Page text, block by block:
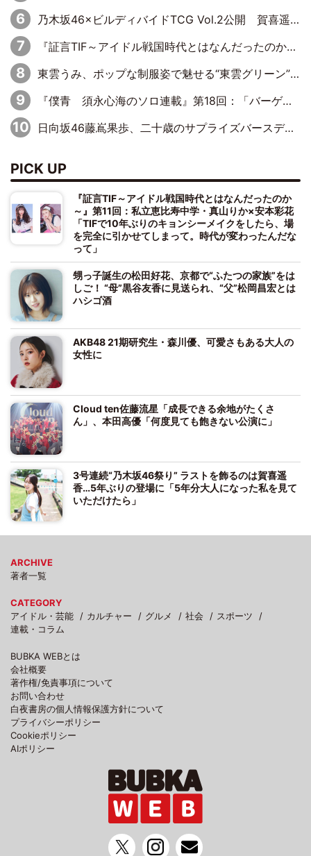
乃木坂46×ビルディバイドTCG Vol.2公開 賀喜遥香＆田村真佑が『京まふ』ステージに登壇
『証言TIF～アイドル戦国時代とはなんだったのか～』第8回：Negicco・Nao☆×Megu×Kaede「東京からオファーが来たのと、梨の皮剥きとどっちが大事なんだって」
東雲うみ、ポップな制服姿で魅せる“東雲グリーン”の正体
『僕青 須永心海のソロ連載』第18回：「バーゲンセールハンターみうな inしまむら」編
日向坂46藤嶌果歩、二十歳のサプライズバースデーに大喜び「頼られる先輩になれるように努力していきたい」
PICK UP
『証言TIF～アイドル戦国時代とはなんだったのか
～』第11回：私立恵比寿中学・真山りか×安本彩花
「TIFで10年ぶりのキョンシーメイクをしたら、場
を完全に引かせてしまって。時代が変わったんだな
って」
甥っ子誕生の松田好花、京都で“ふたつの家族”をは
しご！ “母”黒谷友香に見送られ、“父”松岡昌宏とは
ハシゴ酒
AKB48 21期研究生・森川優、可愛さもある大人の
女性に
Cloud ten佐藤流星「成長できる余地がたくさ
ん」、本田高優「何度見ても飽きない公演に」
3号連続“乃木坂46祭り” ラストを飾るのは賀喜遥
香…5年ぶりの登場に「5年分大人になった私を見て
いただけたら」
ARCHIVE
著者一覧
CATEGORY
アイドル・芸能
カルチャー グルメ 社会
スポーツ
連載・コラム
BUBKA WEBとは
会社概要
著作権/免責事項について
お問い合わせ
白夜書房の個人情報保護方針について
プライバシーポリシー
Cookieポリシー
AIポリシー